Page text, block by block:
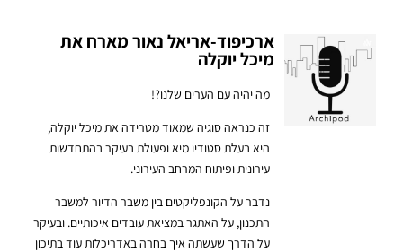
ארכיפוד-אריאל נאור מארח את
מיכל יוקלה
מה יהיה עם הערים שלנו?!
זה כנראה סוגיה שמאוד מטרידה את מיכל יוקלה,
היא בעלת סטודיו מיא ופעולת בעיקר בהתחדשות
עירונית ופיתוח המרחב העירוני.
נדבר על הקונפליקטים בין משבר הדיור למשבר
התכנון, על האתגר במציאת עובדים איכותיים. ובעיקר
על הדרך שעשתה איך בחרה באדריכלות עוד בתיכון